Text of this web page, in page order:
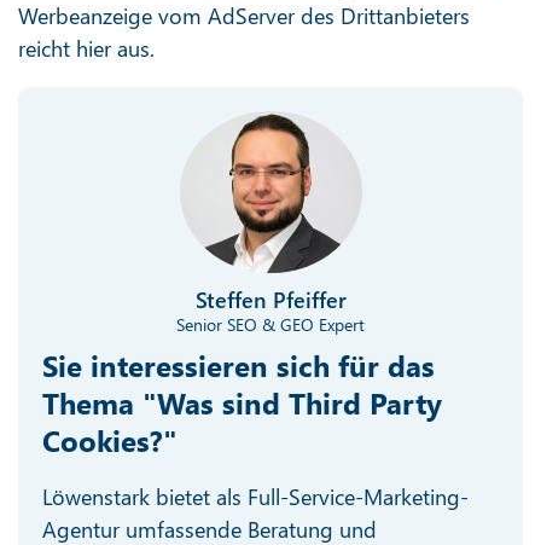
Werbeanzeige vom AdServer des Drittanbieters
reicht hier aus.
Steffen Pfeiffer
Senior SEO & GEO Expert
Sie interessieren sich für das
Thema "Was sind Third Party
Cookies?"
Löwenstark bietet als Full-Service-Marketing-
Agentur umfassende Beratung und